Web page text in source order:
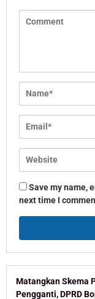
Save my name,
next time I
Matangkan Skema
Pengganti, DPRD